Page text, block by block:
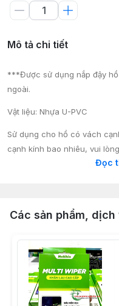
Mô tả chi tiết
***Được sử dụng nắp đậy
ngoài.
Vật liệu: Nhựa U-PVC
Sử dụng cho hồ có vách
cạnh kính bao nhiêu, vui
Thanh nẹp chữ U dùng cho
dày 5mm
Màu sắc: Trắng, Đen
Đọc
Các sản phẩm, dịch